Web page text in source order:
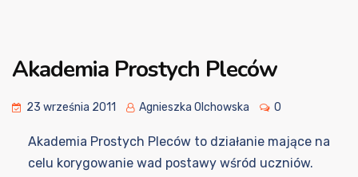
Akademia Prostych Pleców
23 września 2011 Agnieszka Olchowska 0
Akademia Prostych Pleców to działanie mające na
celu korygowanie wad postawy wśród uczniów.